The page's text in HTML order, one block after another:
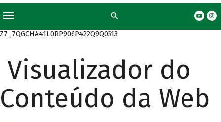
Z7_7QGCHA41L0RP906P422Q9Q0513
Visualizador do
Conteúdo da Web